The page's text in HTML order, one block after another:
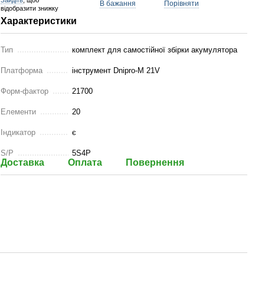
відобразити знижку
В бажання Порівняти
Характеристики
Тип комплект для самостійної збірки акумулятора
Платформа інструмент Dnipro-M 21V
Форм-фактор 21700
Елементи 20
Індикатор є
S/P 5S4P
Доставка Оплата Повернення